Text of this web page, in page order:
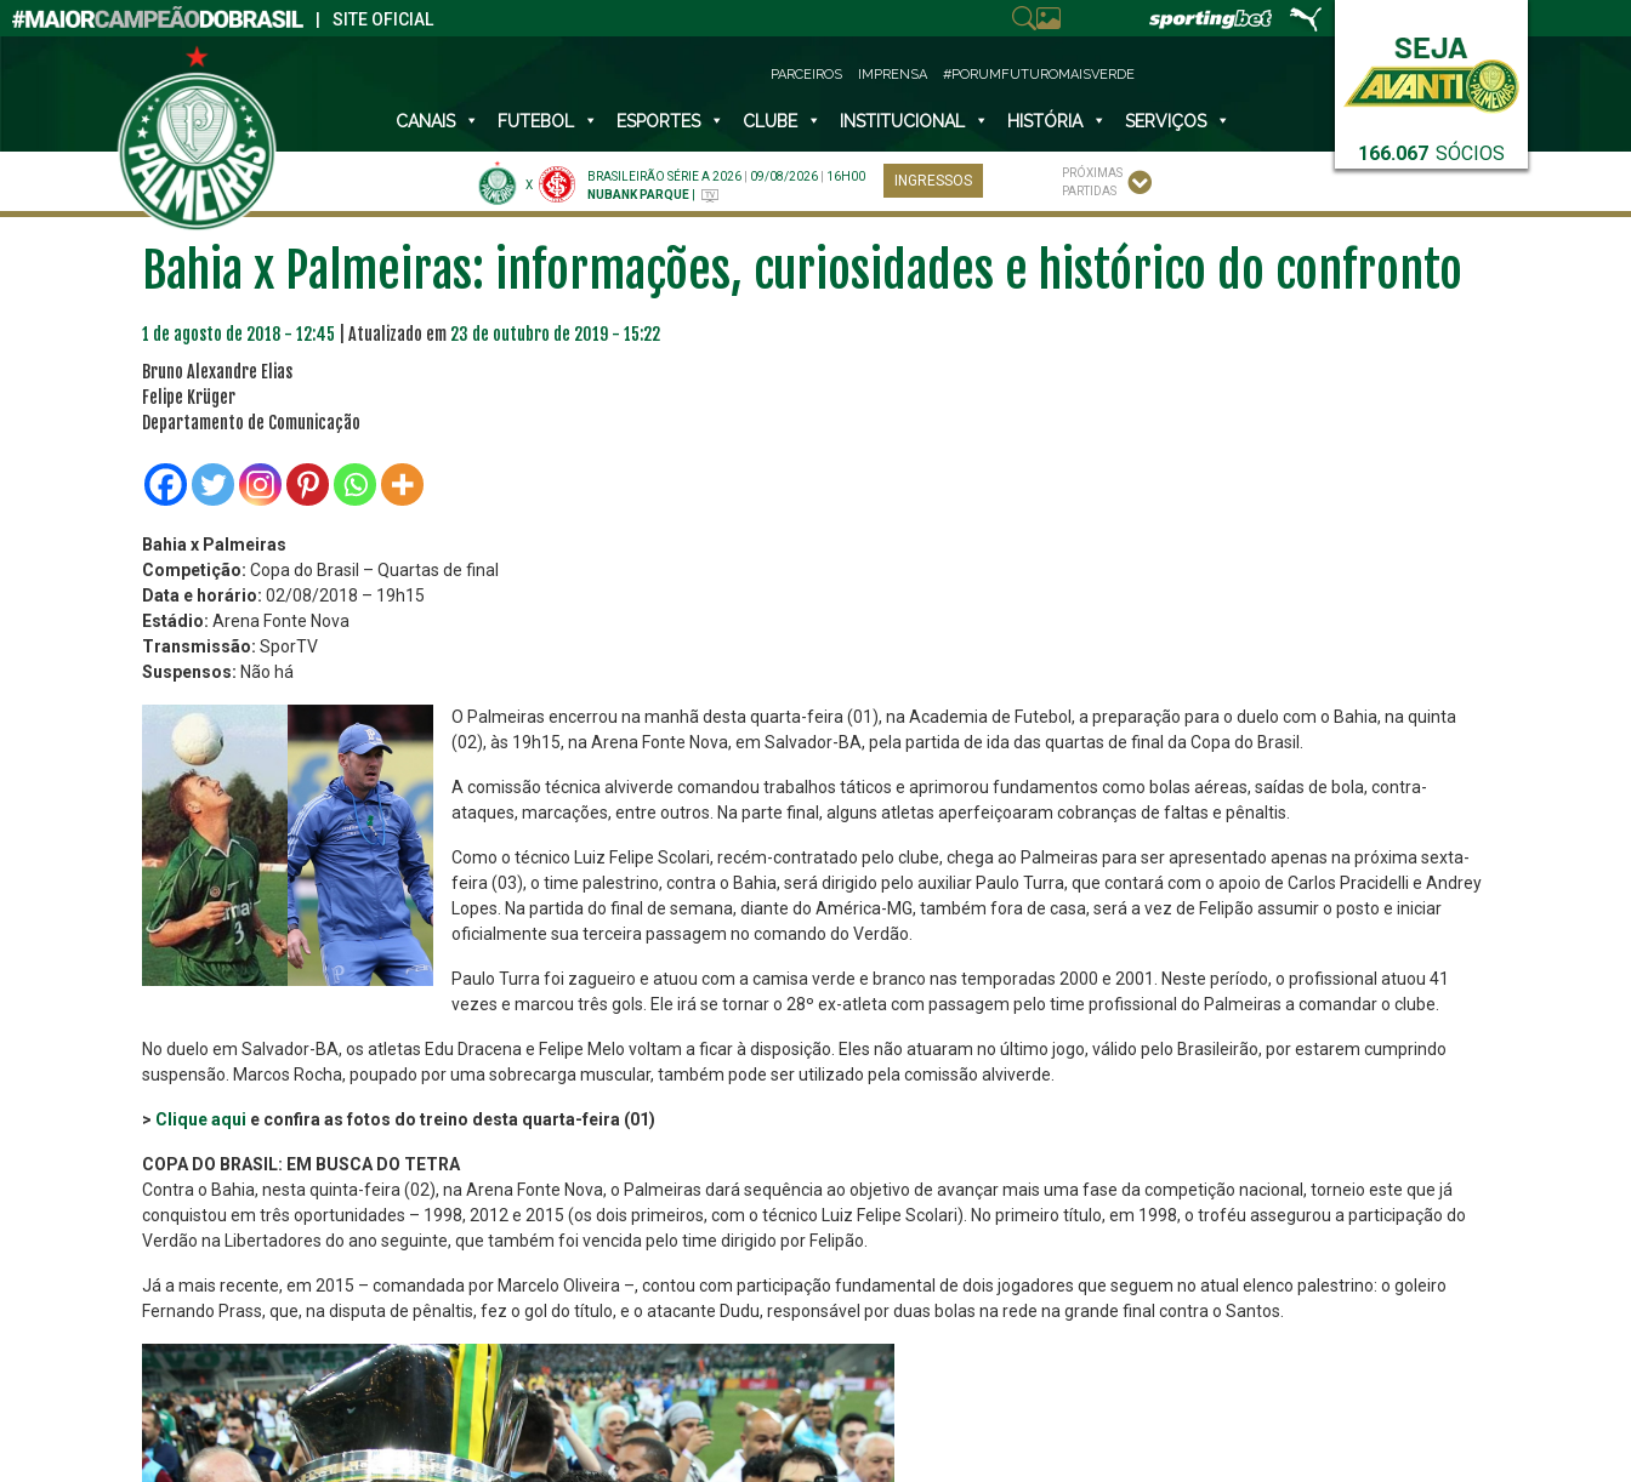
SITE OFICIAL
166.067 SÓCIOS
PARCEIROS IMPRENSA #PORUMFUTUROMAISVERDE
CANAIS FUTEBOL ESPORTES CLUBE INSTITUCIONAL HISTÓRIA SERVIÇOS
X
BRASILEIRÃO SÉRIE A 2026 09/08/2026
16H00
NUBANK PARQUE
INGRESSOS
PRÓXIMAS
PARTIDAS
Bahia x Palmeiras: informações, curiosidades e histórico do confronto
1 de agosto de 2018 - 12:45 | Atualizado em 23 de outubro de 2019 - 15:22
Bruno Alexandre Elias
Felipe Krüger
Departamento de Comunicação
Bahia x Palmeiras
Competição: Copa do Brasil – Quartas de final
Data e horário: 02/08/2018 – 19h15
Estádio: Arena Fonte Nova
Transmissão: SporTV
Suspensos: Não há
O Palmeiras encerrou na manhã desta quarta-feira (01), na Academia de Futebol, a preparação para o duelo com o Bahia, na quinta
(02), às 19h15, na Arena Fonte Nova, em Salvador-BA, pela partida de ida das quartas de final da Copa do Brasil.
A comissão técnica alviverde comandou trabalhos táticos e aprimorou fundamentos como bolas aéreas, saídas de bola, contra-
ataques, marcações, entre outros. Na parte final, alguns atletas aperfeiçoaram cobranças de faltas e pênaltis.
Como o técnico Luiz Felipe Scolari, recém-contratado pelo clube, chega ao Palmeiras para ser apresentado apenas na próxima sexta-
feira (03), o time palestrino, contra o Bahia, será dirigido pelo auxiliar Paulo Turra, que contará com o apoio de Carlos Pracidelli e Andrey
Lopes. Na partida do final de semana, diante do América-MG, também fora de casa, será a vez de Felipão assumir o posto e iniciar
oficialmente sua terceira passagem no comando do Verdão.
Paulo Turra foi zagueiro e atuou com a camisa verde e branco nas temporadas 2000 e 2001. Neste período, o profissional atuou 41
vezes e marcou três gols. Ele irá se tornar o 28º ex-atleta com passagem pelo time profissional do Palmeiras a comandar o clube.
No duelo em Salvador-BA, os atletas Edu Dracena e Felipe Melo voltam a ficar à disposição. Eles não atuaram no último jogo, válido pelo Brasileirão, por estarem cumprindo
suspensão. Marcos Rocha, poupado por uma sobrecarga muscular, também pode ser utilizado pela comissão alviverde.
> Clique aqui e confira as fotos do treino desta quarta-feira (01)
COPA DO BRASIL: EM BUSCA DO TETRA
Contra o Bahia, nesta quinta-feira (02), na Arena Fonte Nova, o Palmeiras dará sequência ao objetivo de avançar mais uma fase da competição nacional, torneio este que já
conquistou em três oportunidades – 1998, 2012 e 2015 (os dois primeiros, com o técnico Luiz Felipe Scolari). No primeiro título, em 1998, o troféu assegurou a participação do
Verdão na Libertadores do ano seguinte, que também foi vencida pelo time dirigido por Felipão.
Já a mais recente, em 2015 – comandada por Marcelo Oliveira –, contou com participação fundamental de dois jogadores que seguem no atual elenco palestrino: o goleiro
Fernando Prass, que, na disputa de pênaltis, fez o gol do título, e o atacante Dudu, responsável por duas bolas na rede na grande final contra o Santos.